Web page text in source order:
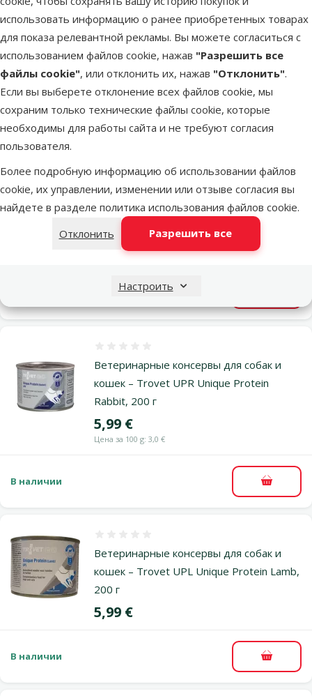
использовать информацию о ранее приобретенных товарах
для показа релевантной рекламы. Вы можете согласиться с
использованием файлов cookie, нажав "Разрешить все
файлы cookie", или отклонить их, нажав "Отклонить".
Если вы выберете отклонение всех файлов cookie, мы
сохраним только технические файлы cookie, которые
необходимы для работы сайта и не требуют согласия
пользователя.
Более подробную информацию об использовании файлов
cookie, их управлении, изменении или отзыве согласия вы
найдете в разделе политика использования файлов cookie.
Отклонить
Разрешить все
Настроить
Состояние
здоровья
Аллергия, Выпадание шерсти
Состав и вкус
Картофель, Рыба
Вес продукта
Бренд
Номер в
каталоге
Ветеринарные консервы для собак и
кошек – Trovet UPT Unique Protein
Turkey, 200 г
Оценка 0%
Цена
5,49 €
В
Ветеринарные консервы для собак и
кошек – Trovet UPR Unique Protein
Rabbit, 200 г
Цена
5,99 €
Цена за 100 g: 3,0 €
В наличии В
Ветеринарные консервы для собак и
кошек – Trovet UPL Unique Protein Lamb,
200 г
Цена
5,99 €
В наличии В